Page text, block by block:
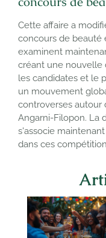
Cette affaire a
concours de beauté
examinent
créant une nouvelle
les candidates et le
un mouvement
controverses autour
Angarni-Filopon. La
s'associe
dans ces